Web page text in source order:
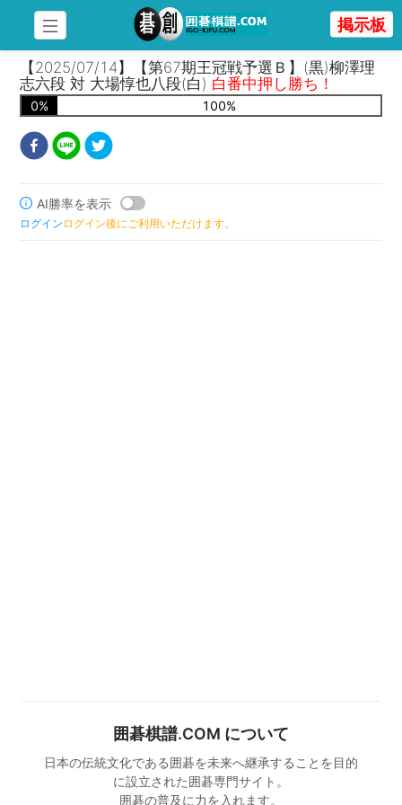
掲示板
【2025/07/14】【第67期王冠戦予選Ｂ】(黒)柳澤理
志六段 対 大場惇也八段(白) 白番中押し勝ち！
0% 100%
AI勝率を表示
ログイン ログイン後にご利用いただけます。
囲碁棋譜.COM について
日本の伝統文化である囲碁を未来へ継承することを目的
に設立された囲碁専門サイト。
囲碁の普及に力を入れます。